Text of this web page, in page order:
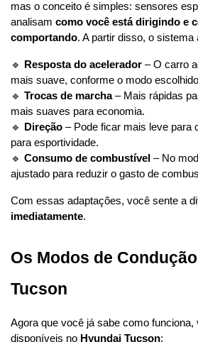
mas o conceito é simples: sensores
analisam como você está dirigindo e
comportando. A partir disso, o sistema
🔹 Resposta do acelerador – O carro
mais suave, conforme o modo
🔹 Trocas de marcha – Mais rápidas
mais suaves para economia.
🔹
Direção – Pode ficar mais leve para
para esportividade.
🔹 Consumo de combustível – No
ajustado para reduzir o gasto de
imediatamente.
Os Modos de
Tucson
Agora que você já sabe como
disponíveis no Hyundai Tucson: